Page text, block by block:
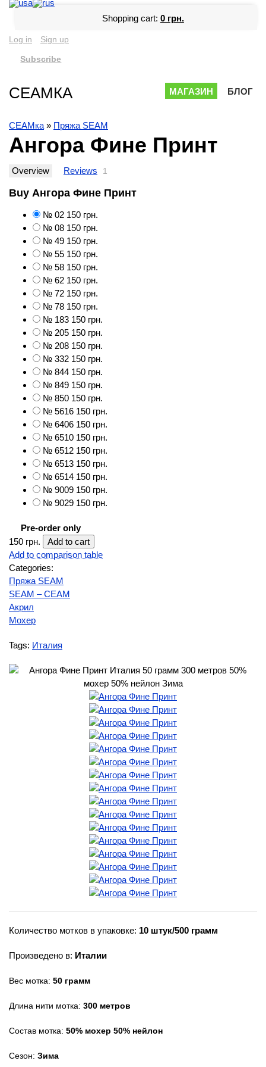
Shopping cart: 0 грн.
Log in Sign up
Subscribe
СЕАМКА МАГАЗИН БЛОГ
СЕАМка » Пряжа SEAM
Ангора Фине Принт
Overview Reviews 1
Buy Ангора Фине Принт
№ 02 150 грн.
№ 08 150 грн.
№ 49 150 грн.
№ 55 150 грн.
№ 58 150 грн.
№ 62 150 грн.
№ 72 150 грн.
№ 78 150 грн.
№ 183 150 грн.
№ 205 150 грн.
№ 208 150 грн.
№ 332 150 грн.
№ 844 150 грн.
№ 849 150 грн.
№ 850 150 грн.
№ 5616 150 грн.
№ 6406 150 грн.
№ 6510 150 грн.
№ 6512 150 грн.
№ 6513 150 грн.
№ 6514 150 грн.
№ 9009 150 грн.
№ 9029 150 грн.
Pre-order only
150 грн.
Add to comparison table
Categories:
Пряжа SEAM
SEAM – СЕАМ
Акрил
Мохер
Tags: Италия
Количество мотков в упаковке: 10 штук/500 грамм
Произведено в: Италии
Вес мотка: 50 грамм
Длина нити мотка: 300 метров
Состав мотка: 50% мохер 50% нейлон
Сезон: Зима